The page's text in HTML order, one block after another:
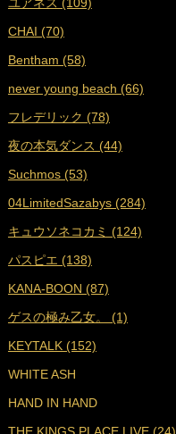
■2022年9月 (18)
■2022年8月 (18)
■2022年7月 (18)
■2022年6月 (17)
■2022年5月 (17)
■2022年4月 (16)
■2022年3月 (18)
■2022年2月 (16)
■2022年1月 (17)
■2021年12月 (25)
■2021年11月 (23)
■2021年10月 (25)
■2021年9月 (29)
■2021年8月 (31)
■2021年7月 (38)
ユアネス (109)
CHAI (70)
Bentham (58)
never young beach (66)
フレデリック (78)
夜の本気ダンス (44)
Suchmos (53)
04LimitedSazabys (284)
キュウソネコカミ (124)
パスピエ (138)
KANA-BOON (87)
ゲスの極み乙女。 (1)
KEYTALK (152)
WHITE ASH
HAND IN HAND